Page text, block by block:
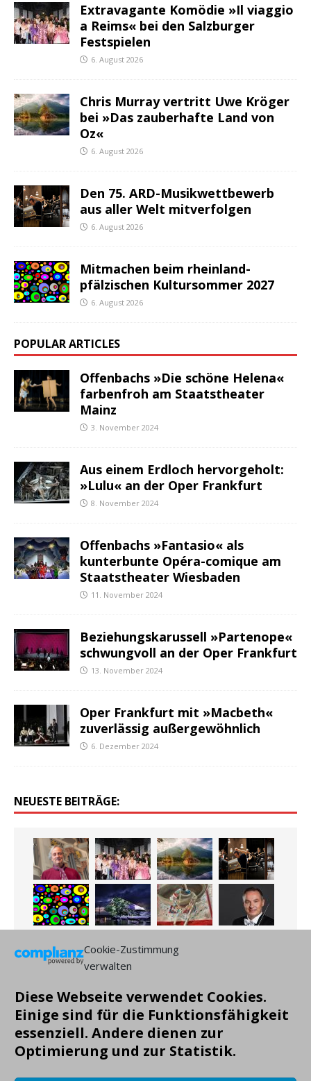
Cookie-Zustimmung
verwalten
Diese Webseite verwendet Cookies.
Einige sind für die Funktionsfähigkeit
essenziell. Andere dienen zur
Optimierung und zur Statistik.
Extravagante Komödie »Il viaggio
a Reims« bei den Salzburger
Festspielen
6. August 2026
Chris Murray vertritt Uwe Kröger
bei »Das zauberhafte Land von
Oz«
6. August 2026
Den 75. ARD-Musikwettbewerb
aus aller Welt mitverfolgen
6. August 2026
Mitmachen beim rheinland-
pfälzischen Kultursommer 2027
6. August 2026
POPULAR ARTICLES
Offenbachs »Die schöne Helena«
farbenfroh am Staatstheater
Mainz
3. November 2024
Aus einem Erdloch hervorgeholt:
»Lulu« an der Oper Frankfurt
8. November 2024
Offenbachs »Fantasio« als
kunterbunte Opéra-comique am
Staatstheater Wiesbaden
11. November 2024
Beziehungskarussell »Partenope«
schwungvoll an der Oper Frankfurt
13. November 2024
Oper Frankfurt mit »Macbeth«
zuverlässig außergewöhnlich
6. Dezember 2024
NEUESTE BEITRÄGE: